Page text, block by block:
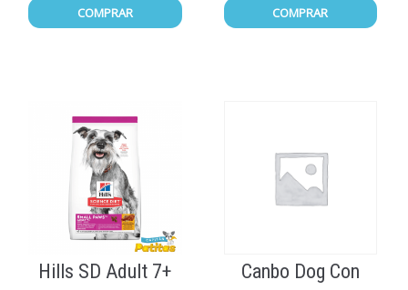
COMPRAR COMPRAR
Hills SD Adult 7+
Canbo Dog Con